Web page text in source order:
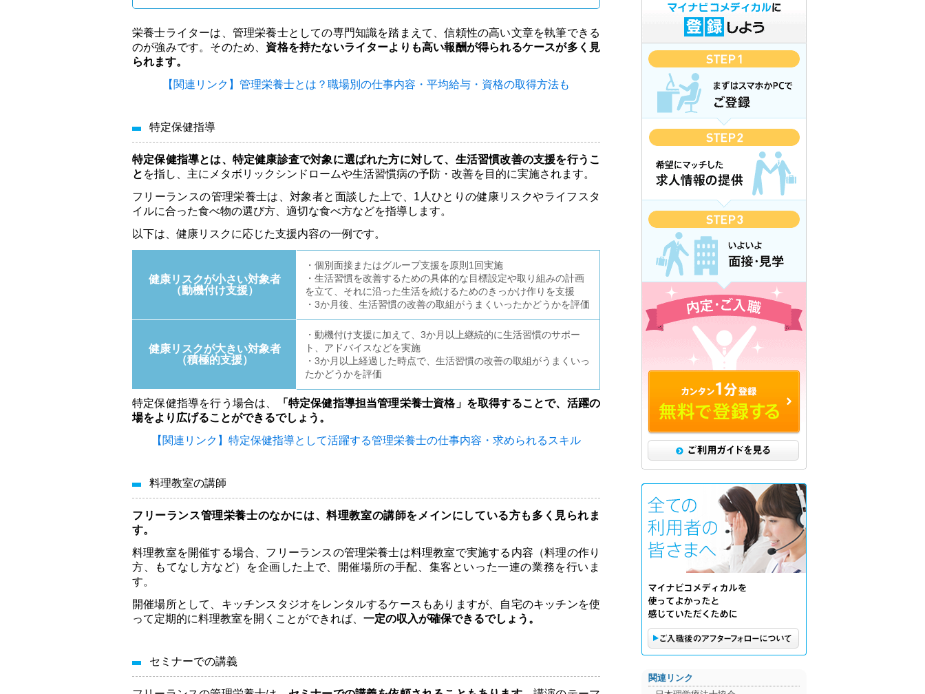
栄養士ライターは、管理栄養士としての専門知識を踏まえて、信頼性の高い文章を執筆できる
のが強みです。そのため、 資格を持たないライターよりも高い報酬が得られるケースが多く見
られます。
【関連リンク】管理栄養士とは？ 職場別の仕事内容・平均給与・資格の取得方法も
特定保健指導
特定保健指導とは、特定健康診査で対象に選ばれた方に対して、生活習慣改善の支援を行うこ
と を指し、主にメタボリックシンドロームや生活習慣病の予防・改善を目的に実施されます。
フリーランスの管理栄養士は、対象者と面談した上で、1人ひとりの健康リスクやライフスタ
イルに合った食べ物の選び方、適切な食べ方などを指導します。
以下は、健康リスクに応じた支援内容の一例です。
健康リスクが小さい対象者
（動機付け支援）
・個別面接またはグループ支援を原則1回実施
・生活習慣を改善するための具体的な目標設定や取り組みの計画
を立て、それに沿った生活を続けるためのきっかけ作りを支援
・3か月後、生活習慣の改善の取組がうまくいったかどうかを評価
健康リスクが大きい対象者
（積極的支援）
・動機付け支援に加えて、3か月以上継続的に生活習慣のサポー
ト、アドバイスなどを実施
・3か月以上経過した時点で、生活習慣の改善の取組がうまくいっ
たかどうかを評価
特定保健指導を行う場合は、
「特定保健指導担当管理栄養士資格」を取得することで、活躍の
場をより広げることができるでしょう。
【関連リンク】特定保健指導として活躍する管理栄養士の仕事内容・求められるスキル
料理教室の講師
フリーランス管理栄養士のなかには、料理教室の講師をメインにしている方も多く見られま
す。
料理教室を開催する場合、フリーランスの管理栄養士は料理教室で実施する内容（料理の作り
方、もてなし方など）を企画した上で、開催場所の手配、集客といった一連の業務を行いま
す。
開催場所として、キッチンスタジオをレンタルするケースもありますが、自宅のキッチンを使
って定期的に料理教室を開くことができれば、 一定の収入が確保できるでしょう。
セミナーでの講義
関連リンク